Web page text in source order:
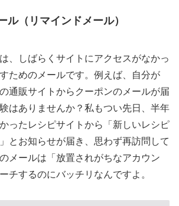
ル（リマインドメール）
、しばらくサイトにアクセスがなかっ
ためのメールです。例えば、自分が
通販サイトからクーポンのメールが届
はありませんか？私もつい先日、半年
ったレシピサイトから「新しいレシピ
とお知らせが届き、思わず再訪問して
メールは「放置されがちなアカウン
チするのにバッチリなんですよ。